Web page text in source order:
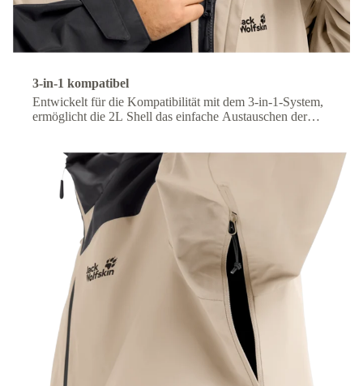
3-in-1 kompatibel
Entwickelt für die Kompatibilität mit dem 3-in-1-System,
ermöglicht die 2L Shell das einfache Austauschen der